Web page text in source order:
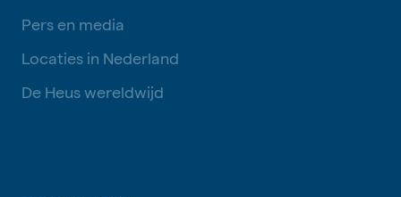
Pers en media
Locaties in Nederland
De Heus wereldwijd